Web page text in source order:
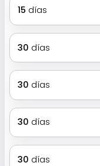
15 días
30 días
30 días
30 días
30 días